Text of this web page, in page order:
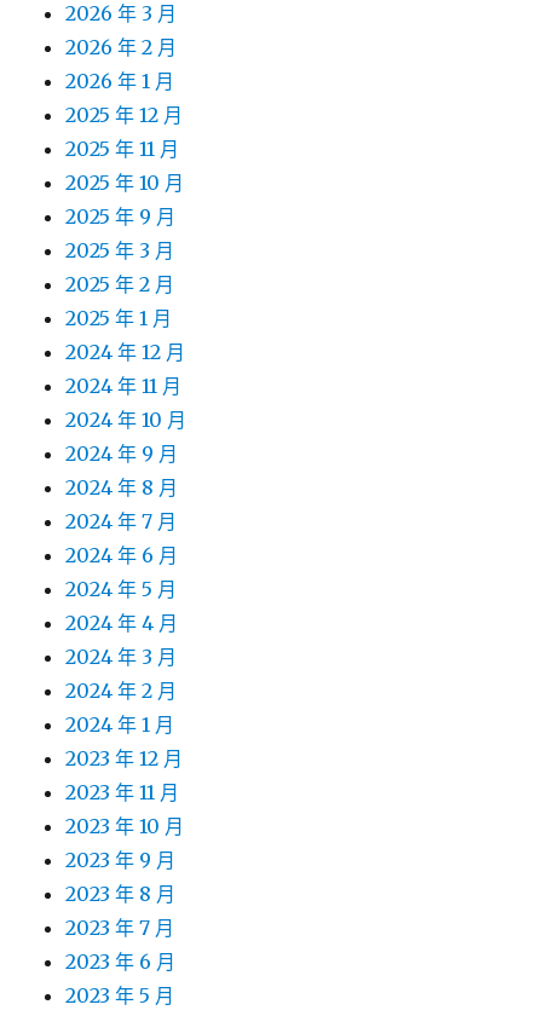
2026 年 3 月
2026 年 2 月
2026 年 1 月
2025 年 12 月
2025 年 11 月
2025 年 10 月
2025 年 9 月
2025 年 3 月
2025 年 2 月
2025 年 1 月
2024 年 12 月
2024 年 11 月
2024 年 10 月
2024 年 9 月
2024 年 8 月
2024 年 7 月
2024 年 6 月
2024 年 5 月
2024 年 4 月
2024 年 3 月
2024 年 2 月
2024 年 1 月
2023 年 12 月
2023 年 11 月
2023 年 10 月
2023 年 9 月
2023 年 8 月
2023 年 7 月
2023 年 6 月
2023 年 5 月